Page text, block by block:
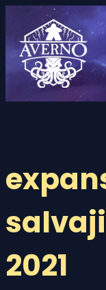
contenido
2021